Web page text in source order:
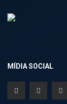
MÍDIA SOCIAL